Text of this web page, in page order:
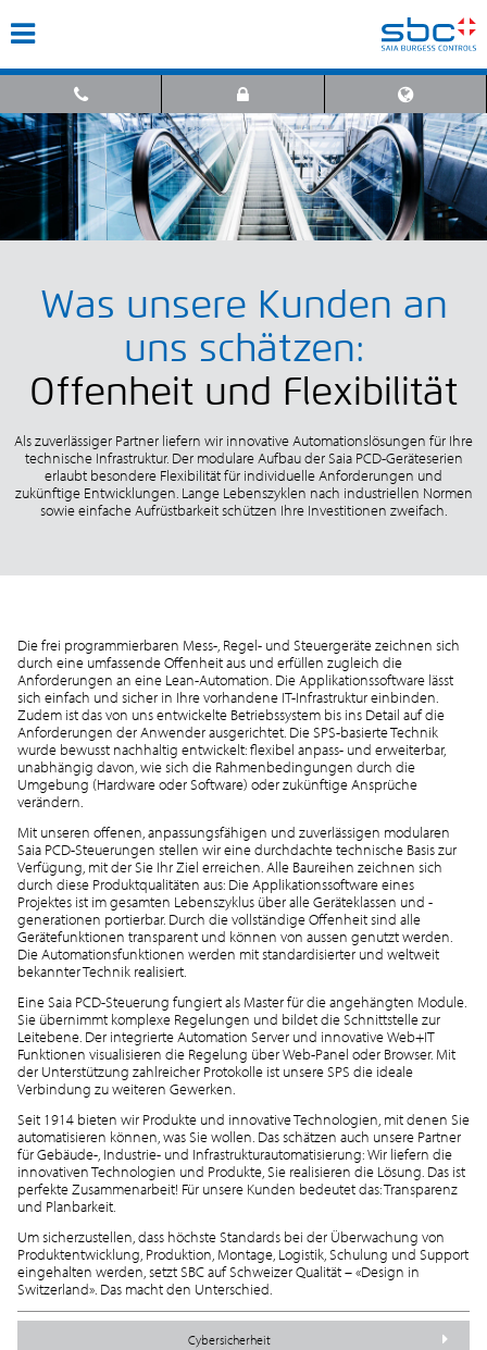
Was unsere Kunden an
uns schätzen:
Offenheit und Flexibilität
Als zuverlässiger Partner liefern wir innovative Automationslösungen für Ihre
technische Infrastruktur. Der modulare Aufbau der Saia PCD-Geräteserien
erlaubt besondere Flexibilität für individuelle Anforderungen und
zukünftige Entwicklungen. Lange Lebenszyklen nach industriellen Normen
sowie einfache Aufrüstbarkeit schützen Ihre Investitionen zweifach.
Die frei programmierbaren Mess-, Regel- und Steuergeräte zeichnen sich
durch eine umfassende Offenheit aus und erfüllen zugleich die
Anforderungen an eine Lean-Automation. Die Applikationssoftware lässt
sich einfach und sicher in Ihre vorhandene IT-Infrastruktur einbinden.
Zudem ist das von uns entwickelte Betriebssystem bis ins Detail auf die
Anforderungen der Anwender ausgerichtet. Die SPS-basierte Technik
wurde bewusst nachhaltig entwickelt: flexibel anpass- und erweiterbar,
unabhängig davon, wie sich die Rahmenbedingungen durch die
Umgebung (Hardware oder Software) oder zukünftige Ansprüche
verändern.
Mit unseren offenen, anpassungsfähigen und zuverlässigen modularen
Saia PCD-Steuerungen stellen wir eine durchdachte technische Basis zur
Verfügung, mit der Sie Ihr Ziel erreichen. Alle Baureihen zeichnen sich
durch diese Produktqualitäten aus: Die Applikationssoftware eines
Projektes ist im gesamten Lebenszyklus über alle Geräteklassen und -
generationen portierbar. Durch die vollständige Offenheit sind alle
Gerätefunktionen transparent und können von aussen genutzt werden.
Die Automationsfunktionen werden mit standardisierter und weltweit
bekannter Technik realisiert.
Eine Saia PCD-Steuerung fungiert als Master für die angehängten Module.
Sie übernimmt komplexe Regelungen und bildet die Schnittstelle zur
Leitebene. Der integrierte Automation Server und innovative Web+IT
Funktionen visualisieren die Regelung über Web-Panel oder Browser. Mit
der Unterstützung zahlreicher Protokolle ist unsere SPS die ideale
Verbindung zu weiteren Gewerken.
Seit 1914 bieten wir Produkte und innovative Technologien, mit denen Sie
automatisieren können, was Sie wollen. Das schätzen auch unsere Partner
für Gebäude-, Industrie- und Infrastrukturautomatisierung: Wir liefern die
innovativen Technologien und Produkte, Sie realisieren die Lösung. Das ist
perfekte Zusammenarbeit! Für unsere Kunden bedeutet das: Transparenz
und Planbarkeit.
Um sicherzustellen, dass höchste Standards bei der Überwachung von
Produktentwicklung, Produktion, Montage, Logistik, Schulung und Support
eingehalten werden, setzt SBC auf Schweizer Qualität – «Design in
Switzerland». Das macht den Unterschied.
Cybersicherheit